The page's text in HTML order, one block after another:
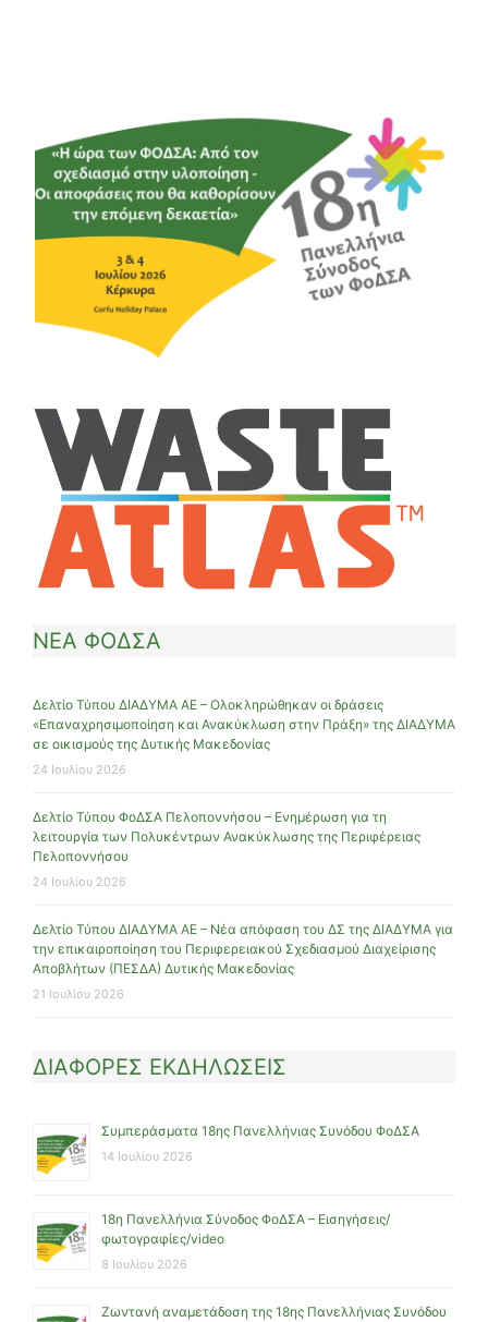
ΝΕΑ ΦΟΔΣΑ
Δελτίο Τύπου ΔΙΑΔΥΜΑ ΑΕ – Ολοκληρώθηκαν οι δράσεις
«Επαναχρησιμοποίηση και Ανακύκλωση στην Πράξη» της ΔΙΑΔΥΜΑ
σε οικισμούς της Δυτικής Μακεδονίας
24 Ιουλίου 2026
Δελτίο Τύπου ΦοΔΣΑ Πελοποννήσου – Ενημέρωση για τη
λειτουργία των Πολυκέντρων Ανακύκλωσης της Περιφέρειας
Πελοποννήσου
24 Ιουλίου 2026
Δελτίο Τύπου ΔΙΑΔΥΜΑ ΑΕ – Νέα απόφαση του ΔΣ της ΔΙΑΔΥΜΑ για
την επικαιροποίηση του Περιφερειακού Σχεδιασμού Διαχείρισης
Αποβλήτων (ΠΕΣΔΑ) Δυτικής Μακεδονίας
21 Ιουλίου 2026
ΔΙΑΦΟΡΕΣ ΕΚΔΗΛΩΣΕΙΣ
Συμπεράσματα 18ης Πανελλήνιας Συνόδου ΦοΔΣΑ
14 Ιουλίου 2026
18η Πανελλήνια Σύνοδος ΦοΔΣΑ – Εισηγήσεις/
φωτογραφίες/video
8 Ιουλίου 2026
Ζωντανή αναμετάδοση της 18ης Πανελλήνιας Συνόδου